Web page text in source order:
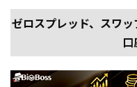
ゼロスプレッド、スワ
口